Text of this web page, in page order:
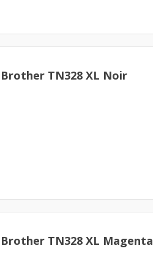
TN328 XL Noir
TN328 XL Magenta